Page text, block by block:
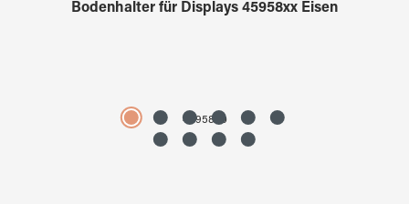
Bodenhalter für Displays 45958xx Eisen
4595890